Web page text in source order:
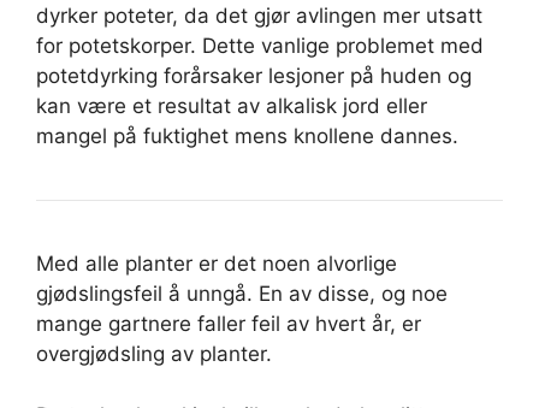
dyrker poteter, da det gjør avlingen mer utsatt
for potetskorper. Dette vanlige problemet med
potetdyrking forårsaker lesjoner på huden og
kan være et resultat av alkalisk jord eller
mangel på fuktighet mens knollene dannes.
Med alle planter er det noen alvorlige
gjødslingsfeil å unngå. En av disse, og noe
mange gartnere faller feil av hvert år, er
overgjødsling av planter.